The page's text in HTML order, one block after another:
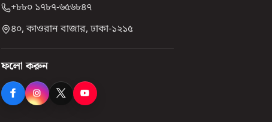
+৮৮০ ১৭৮৭-৬৫৬৮৪৭
৪০, কাওরান বাজার, ঢাকা-১২১৫
ফলো করুন